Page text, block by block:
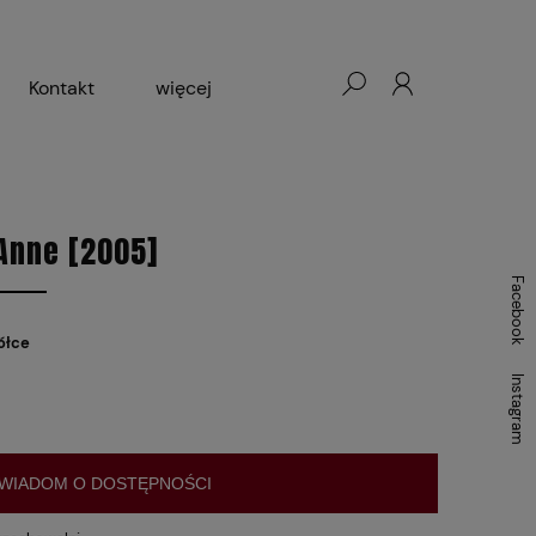
Kontakt więcej
[2005]
O DOSTĘPNOŚCI
Facebook
Instagram